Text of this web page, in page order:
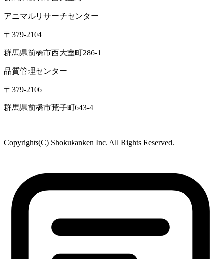
アニマルリサーチセンター
〒379-2104
群馬県前橋市西大室町286-1
品質管理センター
〒379-2106
群馬県前橋市荒子町643-4
Copyrights(C) Shokukanken Inc. All Rights Reserved.